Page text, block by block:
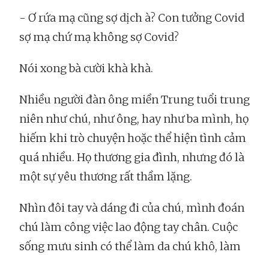
- Ơ rứa mạ cũng sợ dịch à? Con tưởng Covid
sợ mạ chứ mạ không sợ Covid?
Nói xong bà cười khà khà.
Nhiều người đàn ông miền Trung tuổi trung
niên như chú, như ông, hay như ba mình, họ
hiếm khi trò chuyện hoặc thể hiện tình cảm
quá nhiều. Họ thương gia đình, nhưng đó là
một sự yêu thương rất thầm lặng.
Nhìn đôi tay và dáng đi của chú, mình đoán
chú làm công việc lao động tay chân. Cuộc
sống mưu sinh có thể làm da chú khô, làm